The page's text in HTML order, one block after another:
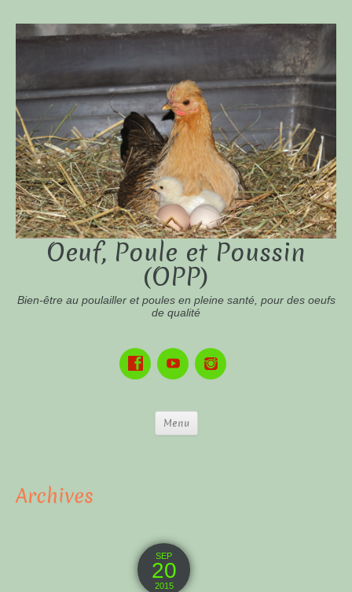
Oeuf, Poule et Poussin
(OPP)
Bien-être au poulailler et poules en pleine santé, pour des oeufs
de qualité
Menu
Archives
SEP
20
2015